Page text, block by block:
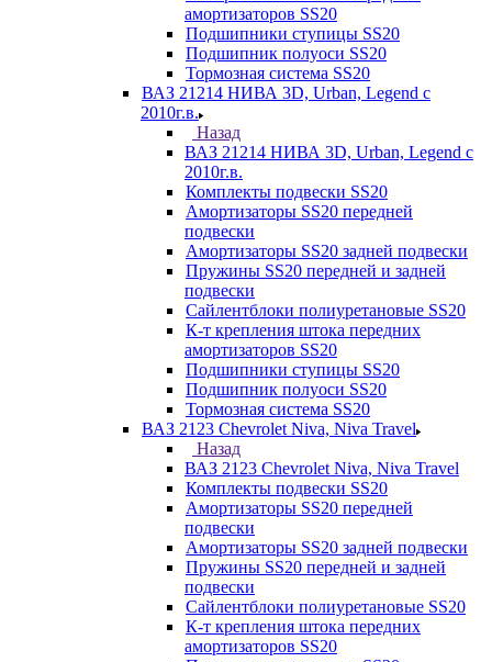
амортизаторов SS20
Подшипники ступицы SS20
Подшипник полуоси SS20
Тормозная система SS20
ВАЗ 21214 НИВА 3D, Urban, Legend c
2010г.в.
Назад
ВАЗ 21214 НИВА 3D, Urban, Legend c
2010г.в.
Комплекты подвески SS20
Амортизаторы SS20 передней
подвески
Амортизаторы SS20 задней подвески
Пружины SS20 передней и задней
подвески
Сайлентблоки полиуретановые SS20
К-т крепления штока передних
амортизаторов SS20
Подшипники ступицы SS20
Подшипник полуоси SS20
Тормозная система SS20
ВАЗ 2123 Chevrolet Niva, Niva Travel
Назад
ВАЗ 2123 Chevrolet Niva, Niva Travel
Комплекты подвески SS20
Амортизаторы SS20 передней
подвески
Амортизаторы SS20 задней подвески
Пружины SS20 передней и задней
подвески
Сайлентблоки полиуретановые SS20
К-т крепления штока передних
амортизаторов SS20